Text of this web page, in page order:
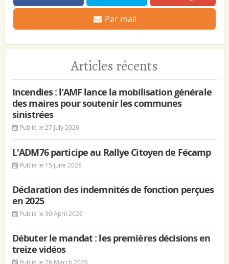
Par mail
Articles récents
Incendies : l’AMF lance la mobilisation générale
des maires pour soutenir les communes
sinistrées
Publié le 27 July 2026
L'ADM76 participe au Rallye Citoyen de Fécamp
Publié le 15 June 2026
Déclaration des indemnités de fonction perçues
en 2025
Publié le 30 April 2026
Débuter le mandat : les premières décisions en
treize vidéos